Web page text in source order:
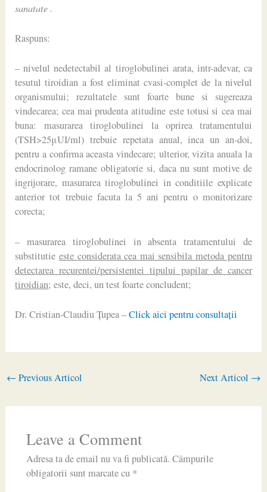
sanatate .
Raspuns:
– nivelul nedetectabil al tiroglobulinei arata, intr-adevar, ca
tesutul tiroidian a fost eliminat cvasi-complet de la nivelul
organismului; rezultatele sunt foarte bune si sugereaza
vindecarea; cea mai prudenta atitudine este totusi si cea mai
buna: masurarea tiroglobulinei la oprirea tratamentului
(TSH>25μUI/ml) trebuie repetata anual, inca un an-doi,
pentru a confirma aceasta vindecare; ulterior, vizita anuala la
endocrinolog ramane obligatorie si, daca nu sunt motive de
ingrijorare, masurarea tiroglobulinei in conditiile explicate
anterior tot trebuie facuta la 5 ani pentru o monitorizare
corecta;
– masurarea tiroglobulinei in absenta tratamentului de
substitutie este considerata cea mai sensibila metoda pentru
detectarea recurentei/persistentei tipului papilar de cancer
tiroidian; este, deci, un test foarte concludent;
Dr. Cristian-Claudiu Ţupea –Click aici pentru consultaţii
← Previous Articol Next Articol →
Leave a Comment
Adresa ta de email nu va fi publicată. Câmpurile
obligatorii sunt marcate cu *